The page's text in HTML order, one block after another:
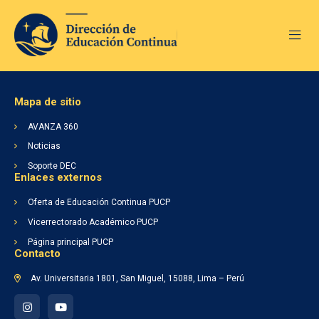
Nosotros
Soporte DEC
AVANZA 360
Noticias
Mapa de sitio
AVANZA 360
Noticias
Soporte DEC
Enlaces externos
Oferta de Educación Continua PUCP
Vicerrectorado Académico PUCP
Página principal PUCP
Contacto
Av. Universitaria 1801, San Miguel, 15088, Lima – Perú